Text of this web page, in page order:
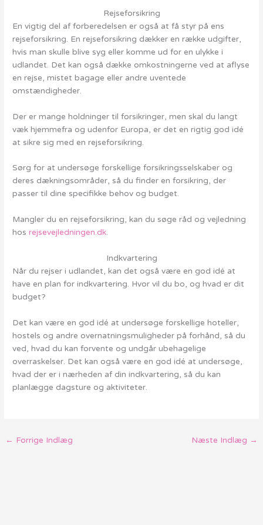
Rejseforsikring
En vigtig del af forberedelsen er også at få styr på ens
rejseforsikring. En rejseforsikring dækker en række udgifter,
hvis man skulle blive syg eller komme ud for en ulykke i
udlandet. Det kan også dække omkostningerne ved at aflyse
en rejse, mistet bagage eller andre uventede
omstændigheder.
Der er mange holdninger til forsikringer, men skal du langt
væk hjemmefra og udenfor Europa, er det en rigtig god idé
at sikre sig med en rejseforsikring.
Sørg for at undersøge forskellige forsikringsselskaber og
deres dækningsområder, så du finder en forsikring, der
passer til dine specifikke behov og budget.
Mangler du en rejseforsikring, kan du søge råd og vejledning
hosrejsevejledningen.dk.
Indkvartering
Når du rejser i udlandet, kan det også være en god idé at
have en plan for indkvartering. Hvor vil du bo, og hvad er dit
budget?
Det kan være en god idé at undersøge forskellige hoteller,
hostels og andre overnatningsmuligheder på forhånd, så du
ved, hvad du kan forvente og undgår ubehagelige
overraskelser. Det kan også være en god idé at undersøge,
hvad der er i nærheden af din indkvartering, så du kan
planlægge dagsture og aktiviteter.
← Forrige Indlæg Næste Indlæg →